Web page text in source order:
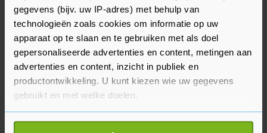
gegevens (bijv. uw IP-adres) met behulp van
technologieën zoals cookies om informatie op uw
apparaat op te slaan en te gebruiken met als doel
gepersonaliseerde advertenties en content, metingen aan
advertenties en content, inzicht in publiek en
productontwikkeling. U kunt kiezen wie uw gegevens
gebruikt en met welke doelen.
Als u het toestaat, willen we ook graag: